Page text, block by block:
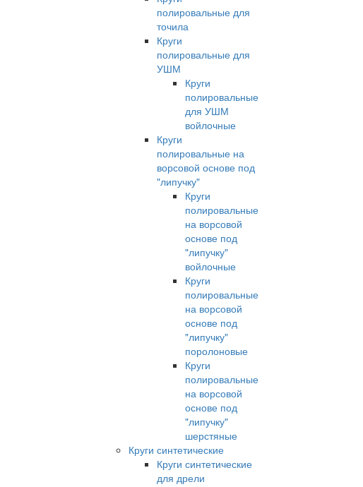
полировальные для
точила
Круги
полировальные для
УШМ
Круги
полировальные
для УШМ
войлочные
Круги
полировальные на
ворсовой основе под
"липучку"
Круги
полировальные
на ворсовой
основе под
"липучку"
войлочные
Круги
полировальные
на ворсовой
основе под
"липучку"
поролоновые
Круги
полировальные
на ворсовой
основе под
"липучку"
шерстяные
Круги синтетические
Круги синтетические
для дрели